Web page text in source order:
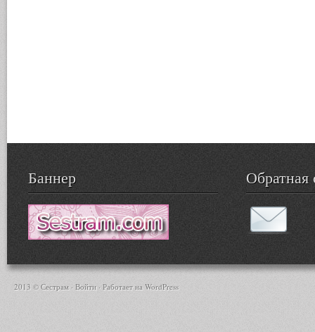
Баннер Обратная
2013 © Сестрам · Войти · Работает на WordPress